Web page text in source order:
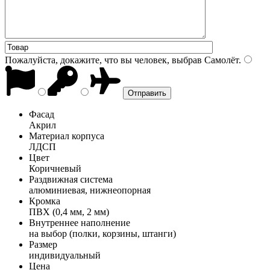
Пожалуйста, докажите, что вы человек, выбрав Самолёт.
Фасад
Акрил
Материал корпуса
ЛДСП
Цвет
Коричневый
Раздвижная система
алюминиевая, нижнеопорная
Кромка
ПВХ (0,4 мм, 2 мм)
Внутреннее наполнение
на выбор (полки, корзины, штанги)
Размер
индивидуальный
Цена